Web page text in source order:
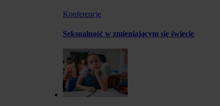
Konferencje
Seksualność w zmieniającym się świecie